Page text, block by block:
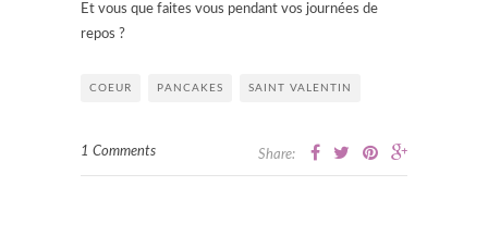
Et vous que faites vous pendant vos journées de
repos ?
COEUR PANCAKES SAINT VALENTIN
1 Comments Share: